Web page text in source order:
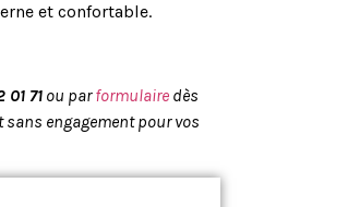
et confortable.
71 ou parformulaire dès
engagement pour vos